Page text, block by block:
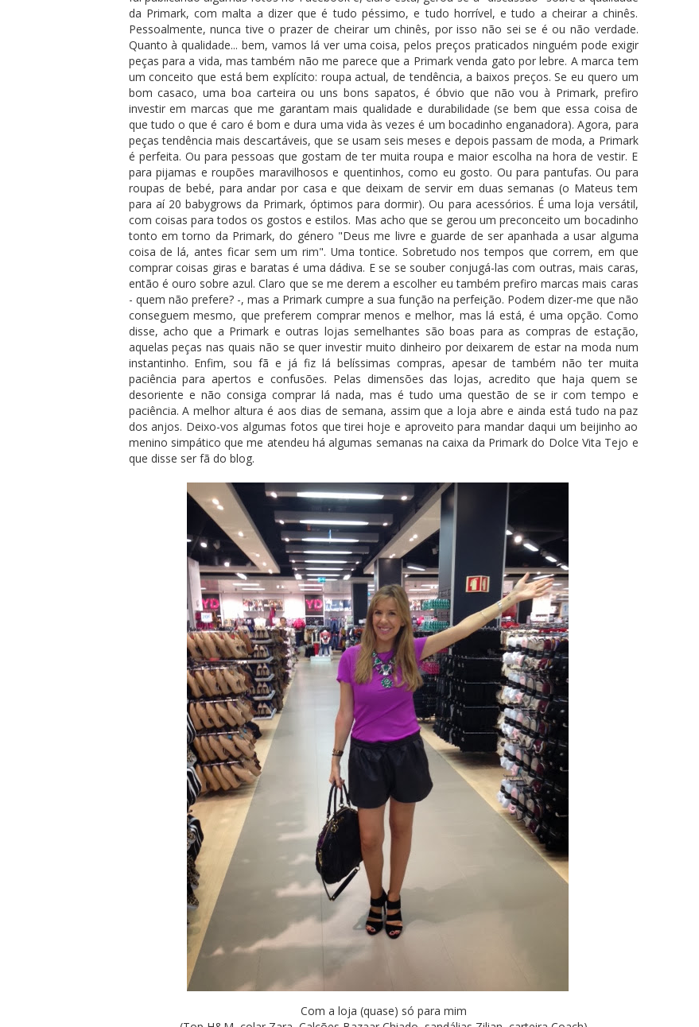
da Primark, com malta a dizer que é tudo péssimo, e tudo horrível, e tudo a cheirar a chinês.
Pessoalmente, nunca tive o prazer de cheirar um chinês, por isso não sei se é ou não verdade.
Quanto à qualidade... bem, vamos lá ver uma coisa, pelos preços praticados ninguém pode exigir
peças para a vida, mas também não me parece que a Primark venda gato por lebre. A marca tem
um conceito que está bem explícito: roupa actual, de tendência, a baixos preços. Se eu quero um
bom casaco, uma boa carteira ou uns bons sapatos, é óbvio que não vou à Primark, prefiro
investir em marcas que me garantam mais qualidade e durabilidade (se bem que essa coisa de
que tudo o que é caro é bom e dura uma vida às vezes é um bocadinho enganadora). Agora, para
peças tendência mais descartáveis, que se usam seis meses e depois passam de moda, a Primark
é perfeita. Ou para pessoas que gostam de ter muita roupa e maior escolha na hora de vestir. E
para pijamas e roupões maravilhosos e quentinhos, como eu gosto. Ou para pantufas. Ou para
roupas de bebé, para andar por casa e que deixam de servir em duas semanas (o Mateus tem
para aí 20 babygrows da Primark, óptimos para dormir). Ou para acessórios. É uma loja versátil,
com coisas para todos os gostos e estilos. Mas acho que se gerou um preconceito um bocadinho
tonto em torno da Primark, do género "Deus me livre e guarde de ser apanhada a usar alguma
coisa de lá, antes ficar sem um rim". Uma tontice. Sobretudo nos tempos que correm, em que
comprar coisas giras e baratas é uma dádiva. E se se souber conjugá-las com outras, mais caras,
então é ouro sobre azul. Claro que se me derem a escolher eu também prefiro marcas mais caras
- quem não prefere? -, mas a Primark cumpre a sua função na perfeição. Podem dizer-me que não
conseguem mesmo, que preferem comprar menos e melhor, mas lá está, é uma opção. Como
disse, acho que a Primark e outras lojas semelhantes são boas para as compras de estação,
aquelas peças nas quais não se quer investir muito dinheiro por deixarem de estar na moda num
instantinho. Enfim, sou fã e já fiz lá belíssimas compras, apesar de também não ter muita
paciência para apertos e confusões. Pelas dimensões das lojas, acredito que haja quem se
desoriente e não consiga comprar lá nada, mas é tudo uma questão de se ir com tempo e
paciência. A melhor altura é aos dias de semana, assim que a loja abre e ainda está tudo na paz
dos anjos. Deixo-vos algumas fotos que tirei hoje e aproveito para mandar daqui um beijinho ao
menino simpático que me atendeu há algumas semanas na caixa da Primark do Dolce Vita Tejo e
que disse ser fã do blog.
Com a loja (quase) só para mim